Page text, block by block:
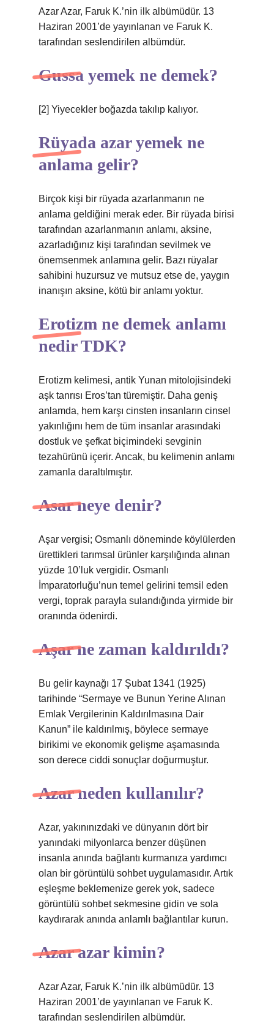
Azar Azar, Faruk K.’nin ilk albümüdür. 13
Haziran 2001’de yayınlanan ve Faruk K.
tarafından seslendirilen albümdür.
Gussa yemek ne demek?
[2] Yiyecekler boğazda takılıp kalıyor.
Rüyada azar yemek ne
anlama gelir?
Birçok kişi bir rüyada azarlanmanın ne
anlama geldiğini merak eder. Bir rüyada birisi
tarafından azarlanmanın anlamı, aksine,
azarladığınız kişi tarafından sevilmek ve
önemsenmek anlamına gelir. Bazı rüyalar
sahibini huzursuz ve mutsuz etse de, yaygın
inanışın aksine, kötü bir anlamı yoktur.
Erotizm ne demek anlamı
nedir TDK?
Erotizm kelimesi, antik Yunan mitolojisindeki
aşk tanrısı Eros’tan türemiştir. Daha geniş
anlamda, hem karşı cinsten insanların cinsel
yakınlığını hem de tüm insanlar arasındaki
dostluk ve şefkat biçimindeki sevginin
tezahürünü içerir. Ancak, bu kelimenin anlamı
zamanla daraltılmıştır.
Asar neye denir?
Aşar vergisi; Osmanlı döneminde köylülerden
ürettikleri tarımsal ürünler karşılığında alınan
yüzde 10’luk vergidir. Osmanlı
İmparatorluğu’nun temel gelirini temsil eden
vergi, toprak parayla sulandığında yirmide bir
oranında ödenirdi.
Aşar ne zaman kaldırıldı?
Bu gelir kaynağı 17 Şubat 1341 (1925)
tarihinde “Sermaye ve Bunun Yerine Alınan
Emlak Vergilerinin Kaldırılmasına Dair
Kanun” ile kaldırılmış, böylece sermaye
birikimi ve ekonomik gelişme aşamasında
son derece ciddi sonuçlar doğurmuştur.
Azar neden kullanılır?
Azar, yakınınızdaki ve dünyanın dört bir
yanındaki milyonlarca benzer düşünen
insanla anında bağlantı kurmanıza yardımcı
olan bir görüntülü sohbet uygulamasıdır. Artık
eşleşme beklemenize gerek yok, sadece
görüntülü sohbet sekmesine gidin ve sola
kaydırarak anında anlamlı bağlantılar kurun.
Azar azar kimin?
Azar Azar, Faruk K.’nin ilk albümüdür. 13
Haziran 2001’de yayınlanan ve Faruk K.
tarafından seslendirilen albümdür.